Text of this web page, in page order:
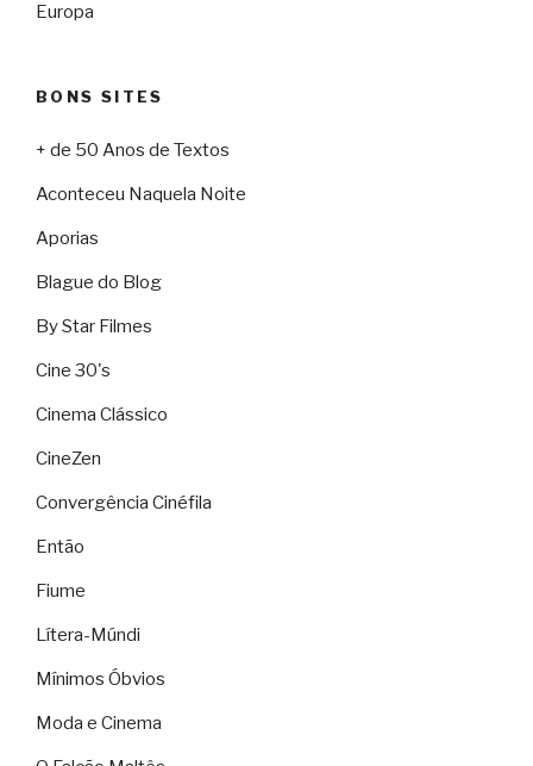
Europa
BONS SITES
+ de 50 Anos de Textos
Aconteceu Naquela Noite
Aporias
Blague do Blog
By Star Filmes
Cine 30's
Cinema Clássico
CineZen
Convergência Cinéfila
Então
Fiume
Lítera-Múndi
Mínimos Óbvios
Moda e Cinema